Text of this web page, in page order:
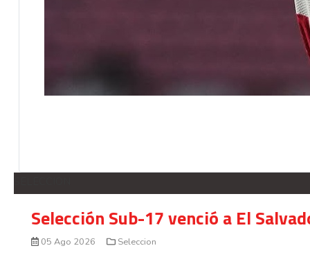
Selección Sub-17 venció a El
05 Ago 2026 Seleccion